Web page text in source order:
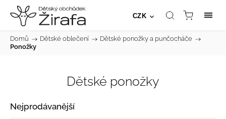
CZK
Domů / Dětské oblečení / Dětské ponožky a punčocháče /
Ponožky
Dětské ponožky
Nejprodávanější